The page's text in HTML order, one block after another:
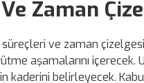
Zaman
ve zaman
aşamalarını
kaderini belirleyecek.